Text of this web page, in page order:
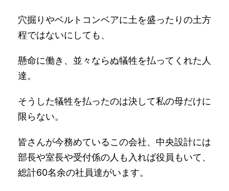
穴掘りやベルトコンベアに土を盛ったりの土方
程ではないにしても、
懸命に働き、並々ならぬ犠牲を払ってくれた人
達。
そうした犠牲を払ったのは決して私の母だけに
限らない。
皆さんが今務めているこの会社、中央設計には
部長や室長や受付係の人も入れば役員もいて、
総計60名余の社員達がいます。